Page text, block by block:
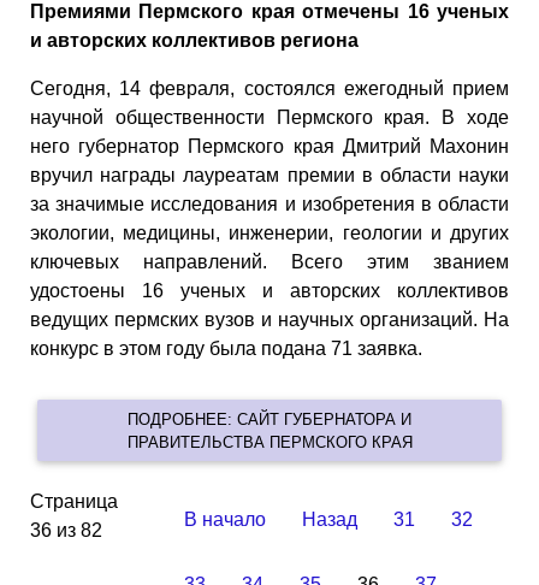
Премиями Пермского края отмечены 16 ученых
и авторских коллективов региона
Сегодня, 14 февраля, состоялся ежегодный прием
научной общественности Пермского края. В ходе
него губернатор Пермского края Дмитрий Махонин
вручил награды лауреатам премии в области науки
за значимые исследования и изобретения в области
экологии, медицины, инженерии, геологии и других
ключевых направлений. Всего этим званием
удостоены 16 ученых и авторских коллективов
ведущих пермских вузов и научных организаций. На
конкурс в этом году была подана 71 заявка.
ПОДРОБНЕЕ: САЙТ ГУБЕРНАТОРА И
ПРАВИТЕЛЬСТВА ПЕРМСКОГО КРАЯ
Страница
36 из 82
В начало Назад 31 32